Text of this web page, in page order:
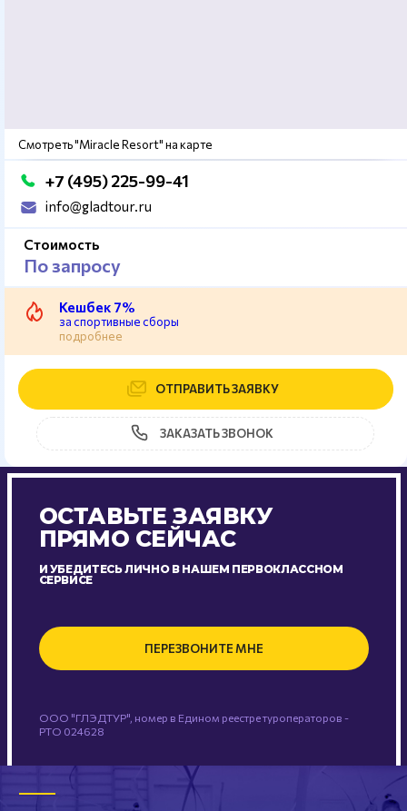
Смотреть "Miracle Resort" на карте
+7 (495) 225-99-41
info@gladtour.ru
Стоимость
По запросу
Кешбек 7%
за спортивные сборы
подробнее
ОТПРАВИТЬ ЗАЯВКУ
ЗАКАЗАТЬ ЗВОНОК
ОСТАВЬТЕ ЗАЯВКУ
ПРЯМО СЕЙЧАС
И УБЕДИТЕСЬ ЛИЧНО В НАШЕМ ПЕРВОКЛАССНОМ
СЕРВИСЕ
ПЕРЕЗВОНИТЕ МНЕ
ООО "ГЛЭДТУР", номер в Едином реестре туроператоров -
РТО 024628